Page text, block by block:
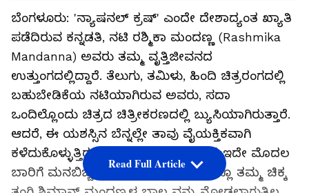
ಬೆಂಗಳೂರು: 'ನ್ಯಾಷನಲ್ ಕ್ರಷ್' ಎಂದೇ ದೇಶಾದ್ಯಂತ ಖ್ಯಾತಿ
ಪಡೆದಿರುವ ಕನ್ನಡತಿ, ನಟಿ ರಶ್ಮಿಕಾ ಮಂದಣ್ಣ (Rashmika
Mandanna) ಅವರು ತಮ್ಮ ವೃತ್ತಿಜೀವನದ
ಉತ್ತುಂಗದಲ್ಲಿದ್ದಾರೆ. ತೆಲುಗು, ತಮಿಳು, ಹಿಂದಿ ಚಿತ್ರರಂಗದಲ್ಲಿ
ಬಹುಬೇಡಿಕೆಯ ನಟಿಯಾಗಿರುವ ಅವರು, ಸದಾ
ಒಂದಿಲ್ಲೊಂದು ಚಿತ್ರದ ಚಿತ್ರೀಕರಣದಲ್ಲಿ ಬ್ಯುಸಿಯಾಗಿರುತ್ತಾರೆ.
ಆದರೆ, ಈ ಯಶಸ್ಸಿನ ಬೆನ್ನಲ್ಲೇ ತಾವು ವೈಯಕ್ತಿಕವಾಗಿ
ಕಳೆದುಕೊಳ್ಳುತ್ತಿರುವ ಅಮೂಲ್ಯ ಕ್ಷಣಗಳ ಬಗ್ಗೆ ಇದೇ ಮೊದಲ
ಬಾರಿಗೆ ಮನಬಿಚ್ಚಿ ಮಾತನಾಡಿದ್ದಾರೆ. ಅದರಲ್ಲೂ ತಮ್ಮ ಚಿಕ್ಕ
Read Full Article